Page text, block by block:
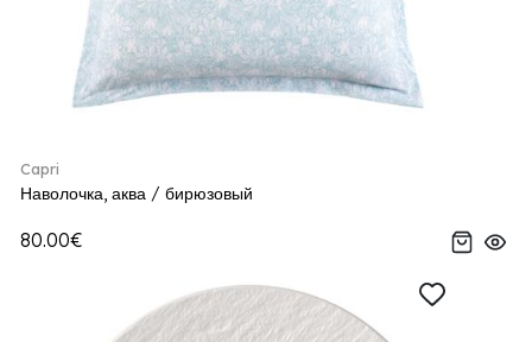
Capri
Наволочка, аква / бирюзовый
80.00€